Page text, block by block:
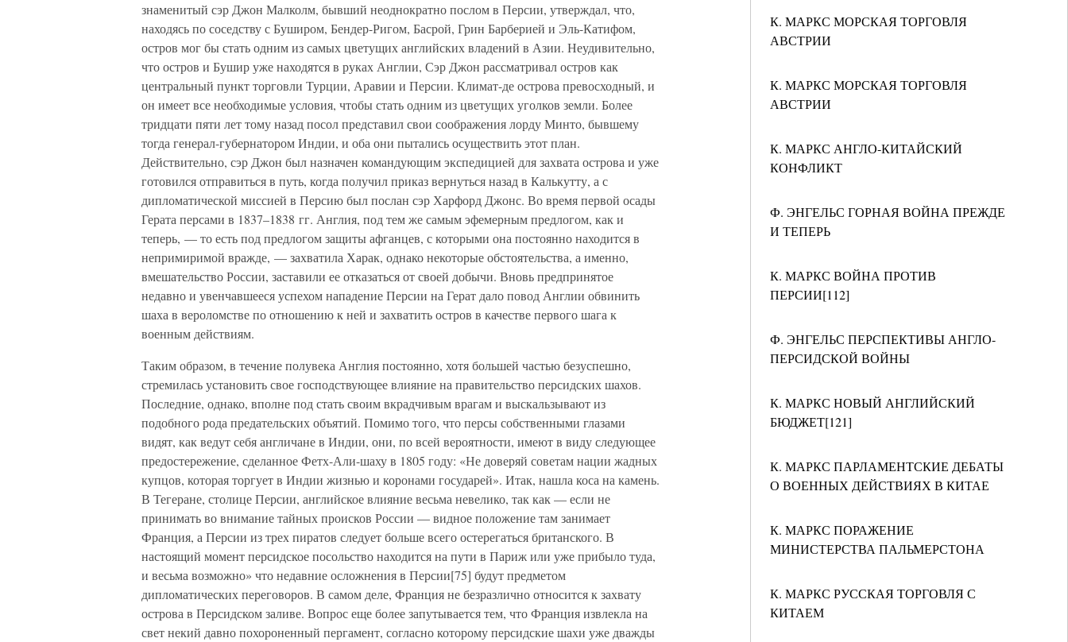
К. МАРКС МОРСКАЯ ТОРГОВЛЯ
АВСТРИИ
К. МАРКС МОРСКАЯ ТОРГОВЛЯ
АВСТРИИ
К. МАРКС АНГЛО-КИТАЙСКИЙ
КОНФЛИКТ
Ф. ЭНГЕЛЬС ГОРНАЯ ВОЙНА ПРЕЖДЕ
И ТЕПЕРЬ
К. МАРКС ВОЙНА ПРОТИВ
ПЕРСИИ[112]
Ф. ЭНГЕЛЬС ПЕРСПЕКТИВЫ АНГЛО-
ПЕРСИДСКОЙ ВОЙНЫ
К. МАРКС НОВЫЙ АНГЛИЙСКИЙ
БЮДЖЕТ[121]
К. МАРКС ПАРЛАМЕНТСКИЕ ДЕБАТЫ
О ВОЕННЫХ ДЕЙСТВИЯХ В КИТАЕ
К. МАРКС ПОРАЖЕНИЕ
МИНИСТЕРСТВА ПАЛЬМЕРСТОНА
К. МАРКС РУССКАЯ ТОРГОВЛЯ С
КИТАЕМ
знаменитый сэр Джон Малколм, бывший неоднократно послом в Персии, утверждал, что,
находясь по соседству с Буширом, Бендер-Ригом, Басрой, Грин Барберией и Эль-Катифом,
остров мог бы стать одним из самых цветущих английских владений в Азии. Неудивительно,
что остров и Бушир уже находятся в руках Англии, Сэр Джон рассматривал остров как
центральный пункт торговли Турции, Аравии и Персии. Климат-де острова превосходный, и
он имеет все необходимые условия, чтобы стать одним из цветущих уголков земли. Более
тридцати пяти лет тому назад посол представил свои соображения лорду Минто, бывшему
тогда генерал-губернатором Индии, и оба они пытались осуществить этот план.
Действительно, сэр Джон был назначен командующим экспедицией для захвата острова и уже
готовился отправиться в путь, когда получил приказ вернуться назад в Калькутту, а с
дипломатической миссией в Персию был послан сэр Харфорд Джонс. Во время первой осады
Герата персами в 1837–1838 гг. Англия, под тем же самым эфемерным предлогом, как и
теперь, — то есть под предлогом защиты афганцев, с которыми она постоянно находится в
непримиримой вражде, — захватила Харак, однако некоторые обстоятельства, а именно,
вмешательство России, заставили ее отказаться от своей добычи. Вновь предпринятое
недавно и увенчавшееся успехом нападение Персии на Герат дало повод Англии обвинить
шаха в вероломстве по отношению к ней и захватить остров в качестве первого шага к
военным действиям.
Таким образом, в течение полувека Англия постоянно, хотя большей частью безуспешно,
стремилась установить свое господствующее влияние на правительство персидских шахов.
Последние, однако, вполне под стать своим вкрадчивым врагам и выскальзывают из
подобного рода предательских объятий. Помимо того, что персы собственными глазами
видят, как ведут себя англичане в Индии, они, по всей вероятности, имеют в виду следующее
предостережение, сделанное Фетх-Али-шаху в 1805 году: «Не доверяй советам нации жадных
купцов, которая торгует в Индии жизнью и коронами государей». Итак, нашла коса на камень.
В Тегеране, столице Персии, английское влияние весьма невелико, так как — если не
принимать во внимание тайных происков России — видное положение там занимает
Франция, а Персии из трех пиратов следует больше всего остерегаться британского. В
настоящий момент персидское посольство находится на пути в Париж или уже прибыло туда,
и весьма возможно» что недавние осложнения в Персии[75] будут предметом
дипломатических переговоров. В самом деле, Франция не безразлично относится к захвату
острова в Персидском заливе. Вопрос еще более запутывается тем, что Франция извлекла на
свет некий давно похороненный пергамент, согласно которому персидские шахи уже дважды